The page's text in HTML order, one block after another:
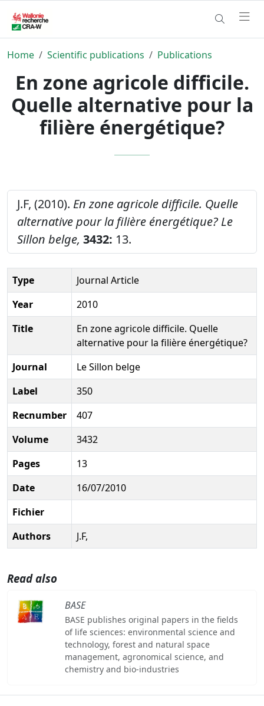
Home Scientific publications Publications
En zone agricole difficile.
Quelle alternative pour la
filière énergétique?
J.F, (2010). En zone agricole difficile. Quelle
alternative pour la filière énergétique? Le
Sillon belge, 3432: 13.
Type
Journal Article
Year
2010
Title
En zone agricole difficile. Quelle
alternative pour la filière énergétique?
Journal
Le Sillon belge
Label
350
Recnumber
407
Volume
3432
Pages
13
Date
16/07/2010
Fichier
Authors
J.F,
Read also
BASE
BASE publishes original papers in the fields
of life sciences: environmental science and
technology, forest and natural space
management, agronomical science, and
chemistry and bio-industries